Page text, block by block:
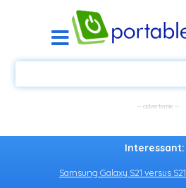
Interessant:
Samsung Galaxy S21 versus